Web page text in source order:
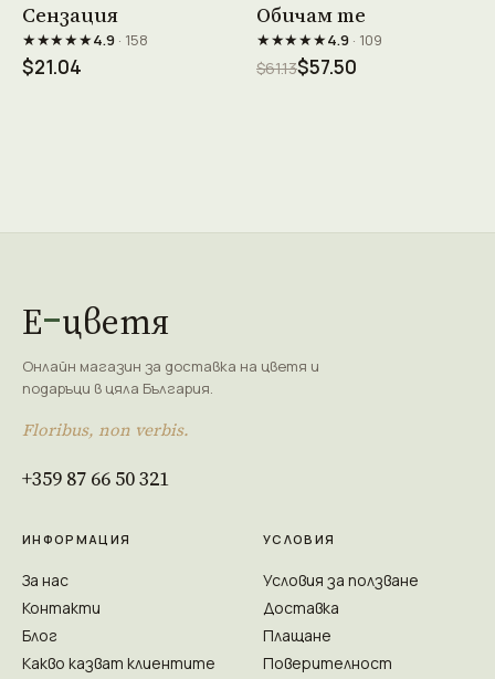
Сензация
★★★★★4.9· 158
$21.04
Обичам те
★★★★★4.9· 109
$61.13$57.50
Е цветя
Онлайн магазин за доставка на цветя и
подаръци в цяла България.
Floribus, non verbis.
+359 87 66 50 321
ИНФОРМАЦИЯ
За нас
Контакти
Блог
Какво казват клиентите
УСЛОВИЯ
Условия за ползване
Доставка
Плащане
Поверителност